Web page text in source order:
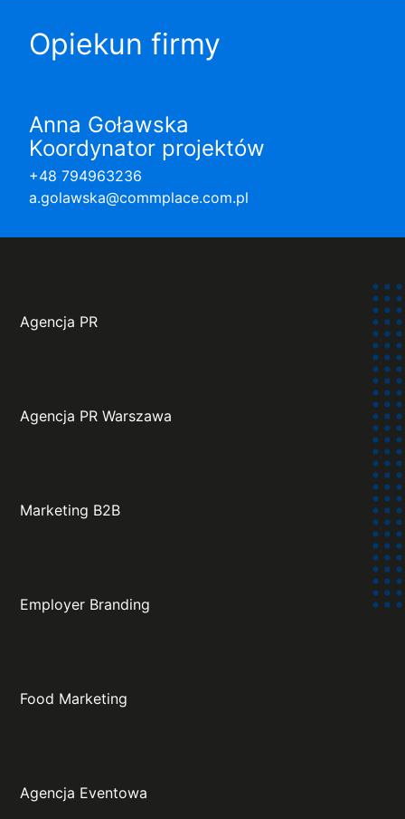
Opiekun firmy
Anna Goławska
Koordynator projektów
+48 794963236
a.golawska@commplace.com.pl
Agencja PR
Agencja PR Warszawa
Marketing B2B
Employer Branding
Food Marketing
Agencja Eventowa